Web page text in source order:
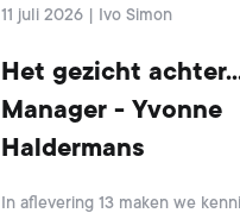
11 juli 2026 | Ivo Simon
Het gezicht
Manager - Yvonne
Haldermans
In aflevering 13 maken we